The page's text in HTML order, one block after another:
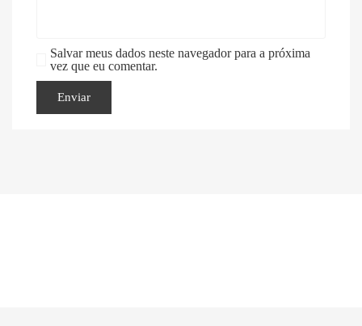
Salvar meus dados neste navegador para a próxima
vez que eu comentar.